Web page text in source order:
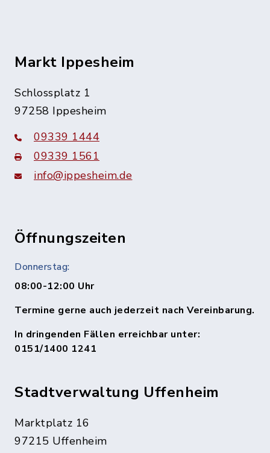
Markt Ippesheim
Schlossplatz 1
97258 Ippesheim
09339 1444
09339 1561
info@ippesheim.de
Öffnungszeiten
Donnerstag:
08:00-12:00 Uhr
Termine gerne auch jederzeit nach Vereinbarung.
In dringenden Fällen erreichbar unter:
0151/1400 1241
Stadtverwaltung Uffenheim
Marktplatz 16
97215 Uffenheim